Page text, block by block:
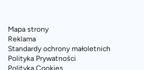
Mapa strony
Reklama
Standardy ochrony małoletnich
Polityka Prywatności
Polityka Cookies